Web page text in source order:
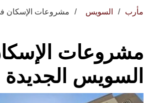
مأرب السويس مشروعات الإسكان
مشروعات
السويس الجديدة